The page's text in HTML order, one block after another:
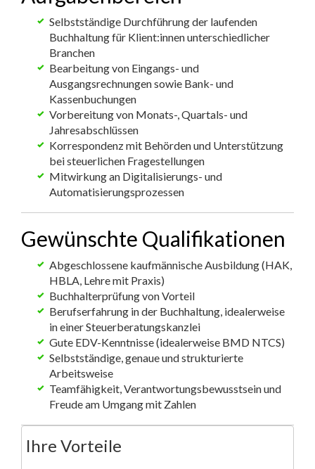
Selbstständige Durchführung der laufenden
Buchhaltung für Klient:innen unterschiedlicher
Branchen
Bearbeitung von Eingangs- und
Ausgangsrechnungen sowie Bank- und
Kassenbuchungen
Vorbereitung von Monats-, Quartals- und
Jahresabschlüssen
Korrespondenz mit Behörden und Unterstützung
bei steuerlichen Fragestellungen
Mitwirkung an Digitalisierungs- und
Automatisierungsprozessen
Gewünschte Qualifikationen
Abgeschlossene kaufmännische Ausbildung (HAK,
HBLA, Lehre mit Praxis)
Buchhalterprüfung von Vorteil
Berufserfahrung in der Buchhaltung, idealerweise
in einer Steuerberatungskanzlei
Gute EDV-Kenntnisse (idealerweise BMD NTCS)
Selbstständige, genaue und strukturierte
Arbeitsweise
Teamfähigkeit, Verantwortungsbewusstsein und
Freude am Umgang mit Zahlen
Ihre Vorteile